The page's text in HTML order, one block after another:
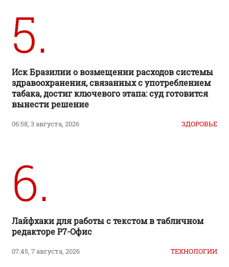
5.
Иск Бразилии о возмещении расходов системы
здравоохранения, связанных с употреблением
табака, достиг ключевого этапа: суд готовится
вынести решение
06:58, 3 августа, 2026 ЗДОРОВЬЕ
6.
Лайфхаки для работы с текстом в табличном
редакторе Р7-Офис
07:45, 7 августа, 2026 ТЕХНОЛОГИИ